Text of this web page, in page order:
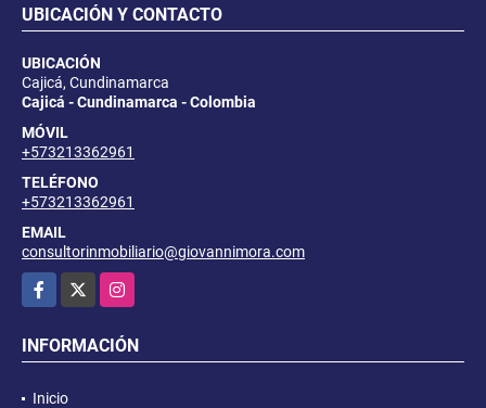
UBICACIÓN Y CONTACTO
UBICACIÓN
Cajicá, Cundinamarca
Cajicá - Cundinamarca - Colombia
MÓVIL
+573213362961
TELÉFONO
+573213362961
EMAIL
consultorinmobiliario@giovannimora.com
Facebook
Instagram
INFORMACIÓN
Inicio